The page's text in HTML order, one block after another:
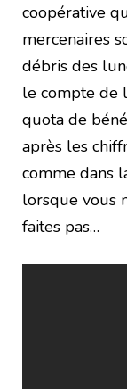
coopérative
mercenaires
débris des
le compte de
quota de
après les
comme dans
lorsque vous
faites pas…